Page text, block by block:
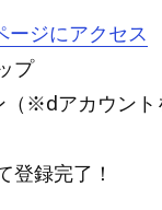
ジにアクセス
プ
（※dアカウン
登録完了！